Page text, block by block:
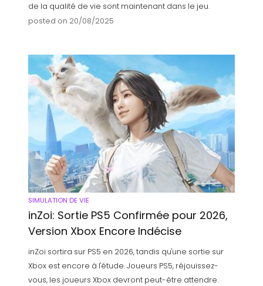
de la qualité de vie sont maintenant dans le jeu.
posted on 20/08/2025
SIMULATION DE VIE
inZoi: Sortie PS5 Confirmée pour 2026,
Version Xbox Encore Indécise
inZoi sortira sur PS5 en 2026, tandis qu'une sortie sur
Xbox est encore à l'étude. Joueurs PS5, réjouissez-
vous, les joueurs Xbox devront peut-être attendre.